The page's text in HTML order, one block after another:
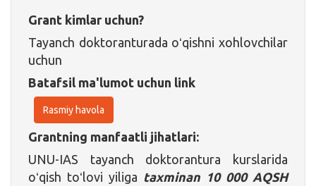
Grant kimlar uchun?
Tayanch doktoranturada oʻqishni xohlovchilar
uchun
Batafsil ma'lumot uchun link
Rasmiy havola
Grantning manfaatli jihatlari:
UNU-IAS tayanch doktorantura kurslarida
oʻqish toʻlovi yiliga taxminan 10 000 AQSH